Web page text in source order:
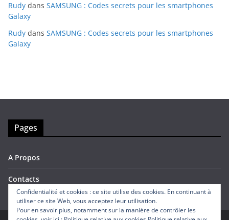
Rudy dans SAMSUNG : Codes secrets pour les smartphones
Galaxy
Rudy dans SAMSUNG : Codes secrets pour les smartphones
Galaxy
Pages
A Propos
Contacts
Confidentialité et cookies : ce site utilise des cookies. En continuant à
utiliser ce site Web, vous acceptez leur utilisation.
Pour en savoir plus, notamment sur la manière de contrôler les